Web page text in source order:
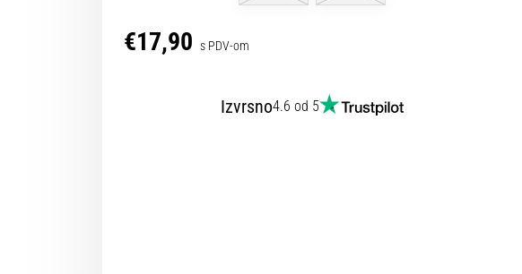
€17,90 s PDV-om
Izvrsno4.6 od 5